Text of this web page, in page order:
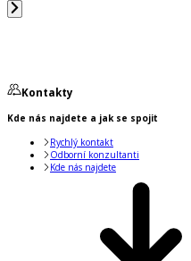
Kontakty
Kde nás najdete a jak se spojit
Rychlý kontakt
Odborní konzultanti
Kde nás najdete